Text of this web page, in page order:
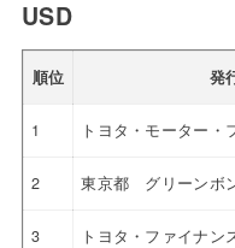
USD
順位 発
1 トヨタ・モーター・
2 東京都 グリーンボ
3 トヨタ・ファイナン